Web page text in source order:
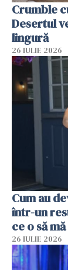
Crumble
Desertul
lingură
26 IULIE 2026
Cum au
într-un
ce o să
26 IULIE 2026